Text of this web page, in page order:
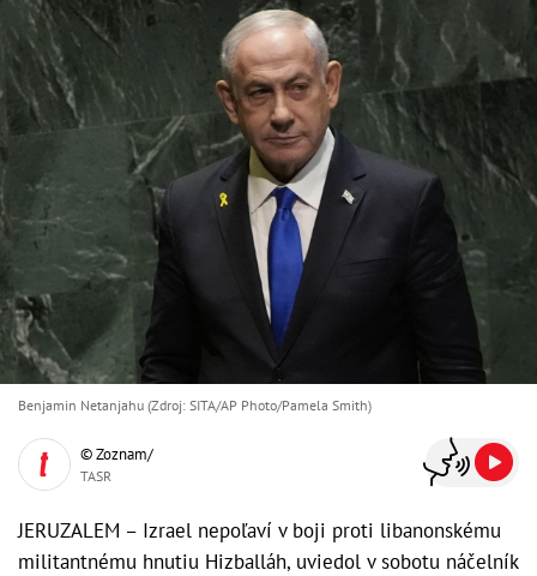
Benjamin Netanjahu (Zdroj: SITA/AP Photo/Pamela Smith)
© Zoznam/
TASR
JERUZALEM – Izrael nepoľaví v boji proti libanonskému
militantnému hnutiu Hizballáh, uviedol v sobotu náčelník